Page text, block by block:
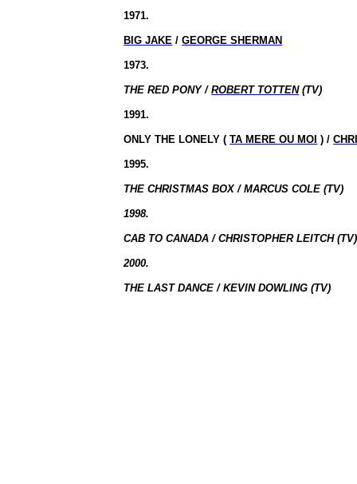
1971.
BIG JAKE /GEORGE SHERMAN
1973.
THE RED PONY /ROBERT TOTTEN(TV)
1991.
ONLY THE LONELY (TA MERE OU MOI ) /
1995.
THE CHRISTMAS BOX / MARCUS COLE (TV)
1998.
CAB TO CANADA / CHRISTOPHER LEITCH (TV)
2000.
THE LAST DANCE / KEVIN DOWLING (TV)